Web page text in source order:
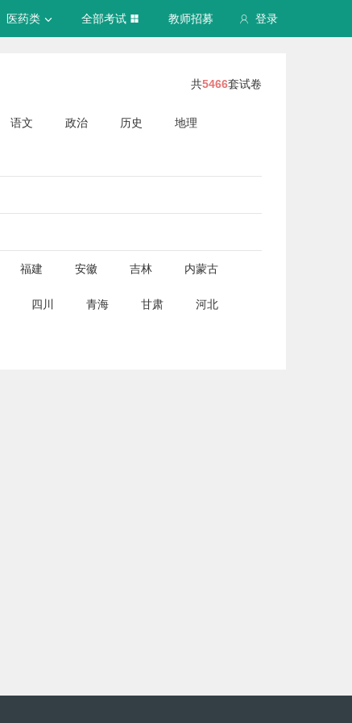
登录
医药类 全部考试 教师招募
共5466套试卷
语文 政治 历史 地理
福建 安徽 吉林 内蒙古
四川 青海 甘肃 河北